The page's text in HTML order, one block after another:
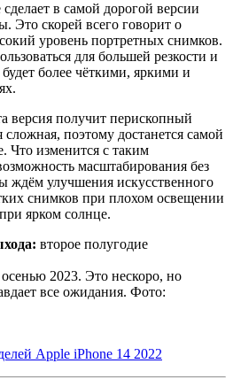
в самой дорогой версии
Это скорей всего говорит о
уровень портретных снимков.
для большей резкости и
более чёткими, яркими и
версия получит перископный
сложная, поэтому достанется самой
Что изменится с таким
масштабирования без
ждём улучшения искусственного
снимков при плохом освещении
ярком солнце.
второе полугодие
2023. Это нескоро, но
все ожидания. Фото:
Apple iPhone 14 2022